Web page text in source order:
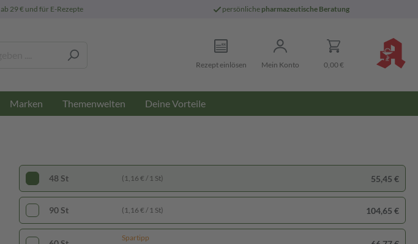
ab 29 € und für E-Rezepte persönliche pharmazeutische Beratung
Rezept einlösen Mein Konto 0,00 €
Marken Themenwelten Deine Vorteile
90 St (1,16 € / 1 St) 104,65 €
Spartipp
48 St (1,16 € / 1 St) 55,45 €